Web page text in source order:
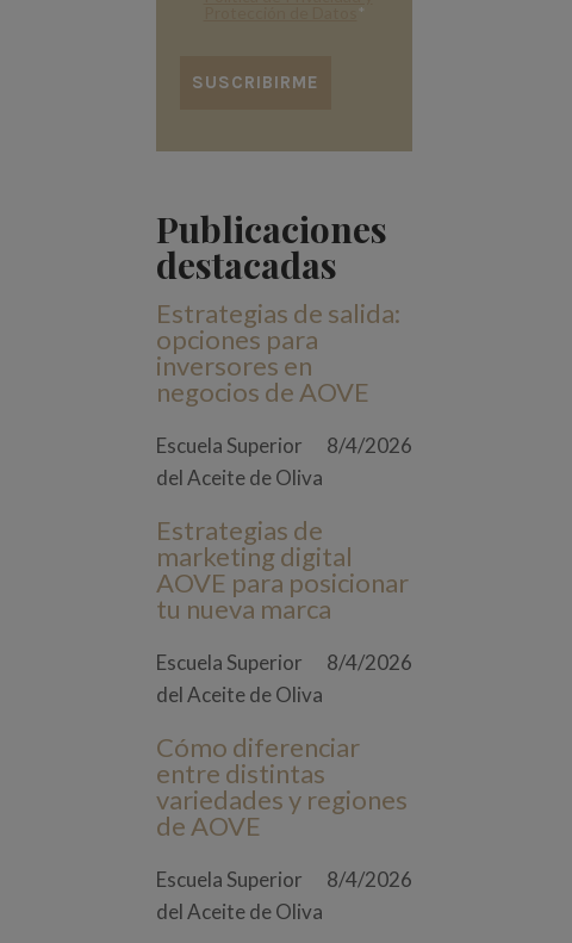
*
Publicaciones
destacadas
Estrategias de salida:
opciones para
inversores en
negocios de AOVE
Escuela Superior
del Aceite de Oliva
8/4/2026
Estrategias de
marketing digital
AOVE para posicionar
tu nueva marca
Escuela Superior
del Aceite de Oliva
8/4/2026
Cómo diferenciar
entre distintas
variedades y regiones
de AOVE
Escuela Superior
del Aceite de Oliva
8/4/2026